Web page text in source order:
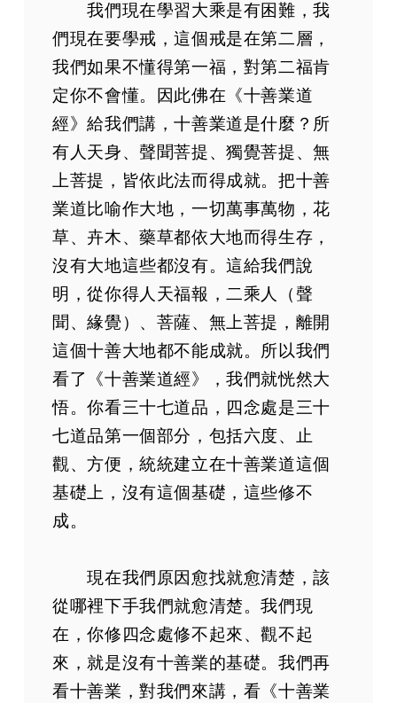
我們現在學習大乘是有困難，我
們現在要學戒，這個戒是在第二層，
我們如果不懂得第一福，對第二福肯
定你不會懂。因此佛在《十善業道
經》給我們講，十善業道是什麼？所
有人天身、聲聞菩提、獨覺菩提、無
上菩提，皆依此法而得成就。把十善
業道比喻作大地，一切萬事萬物，花
草、卉木、藥草都依大地而得生存，
沒有大地這些都沒有。這給我們說
明，從你得人天福報，二乘人（聲
聞、緣覺）、菩薩、無上菩提，離開
這個十善大地都不能成就。所以我們
看了《十善業道經》，我們就恍然大
悟。你看三十七道品，四念處是三十
七道品第一個部分，包括六度、止
觀、方便，統統建立在十善業道這個
基礎上，沒有這個基礎，這些修不
成。
現在我們原因愈找就愈清楚，該
從哪裡下手我們就愈清楚。我們現
在，你修四念處修不起來、觀不起
來，就是沒有十善業的基礎。我們再
看十善業，對我們來講，看《十善業